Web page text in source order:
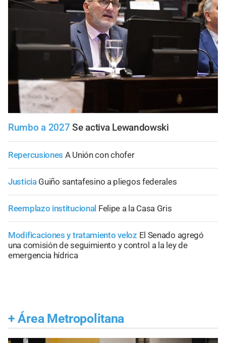
Rumbo a 2027 Se activa Lewandowski
Repercusiones A Unión con chofer
Justicia Guiño santafesino a pliegos federales
Reemplazo institucional Felipe a la Casa Gris
Modificaciones y tratamiento veloz El Senado agregó
una comisión de seguimiento y control a la ley de
emergencia hídrica
+ Área Metropolitana